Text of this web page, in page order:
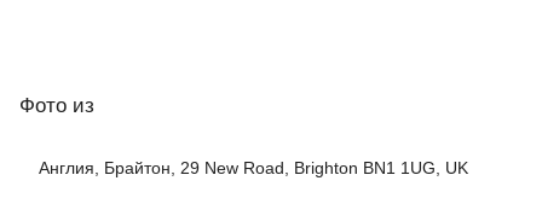
Фото из
Англия, Брайтон, 29 New Road, Brighton BN1 1UG, UK